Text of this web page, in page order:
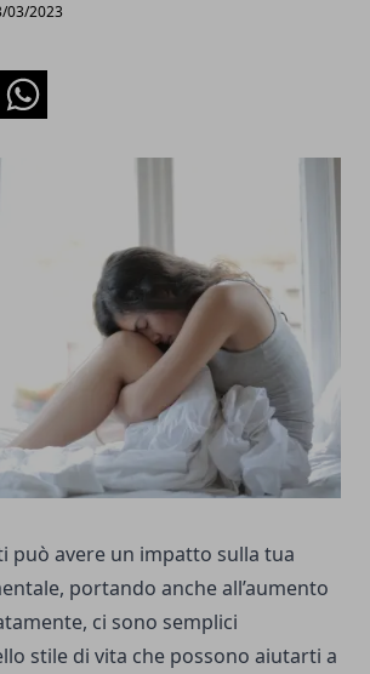
03/2023
Whatsapp
può avere un impatto sulla tua
portando anche all’aumento
ci sono semplici
stile di vita che possono aiutarti a